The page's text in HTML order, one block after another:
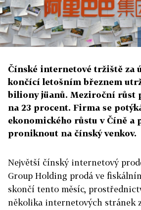
Čínské internetové tržiště za
končící letošním březnem
biliony jüanů. Meziroční růst
na 23 procent. Firma se
ekonomického růstu v Číně a
proniknout na čínský venkov.
Největší čínský internetový
Group Holding prodá ve
skončí tento měsíc,
několika internetových stránek